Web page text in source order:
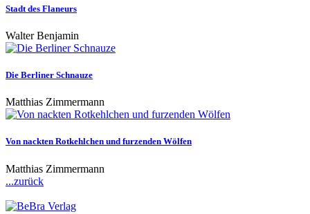
Stadt des Flaneurs
Walter Benjamin
Die Berliner Schnauze
Matthias Zimmermann
Von nackten Rotkehlchen und furzenden Wölfen
Matthias Zimmermann
...zurück